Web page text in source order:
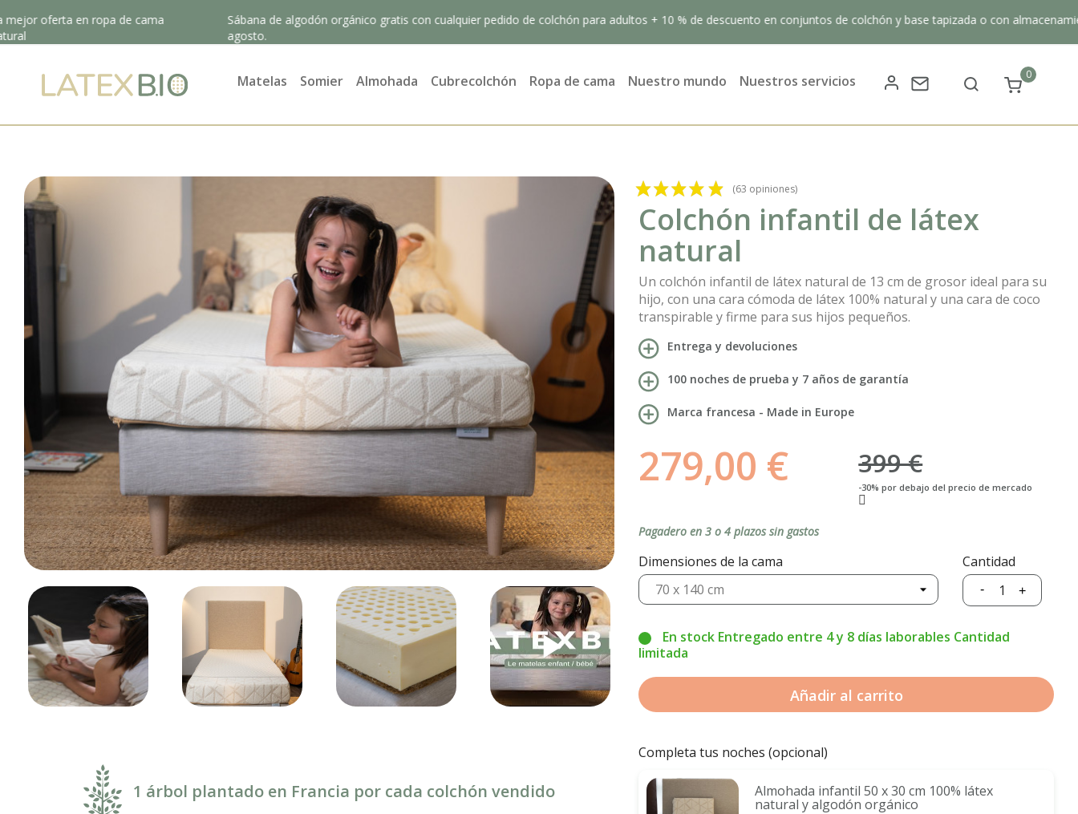
en ropa de cama
Sábana de algodón orgánico gratis con cualquier pedido de colchón para adultos + 10 % de descuento en conjuntos de colchón y base tapizada o con almacenamiento hasta
Matelas Somier Almohada Cubrecolchón Ropa de cama Nuestro mundo Nuestros servicios 0
play_arrow
1 árbol plantado en Francia por cada colchón vendido
(63 opiniones)
Colchón infantil de látex
natural
Un colchón infantil de látex natural de 13 cm de grosor ideal para su
hijo, con una cara cómoda de látex 100% natural y una cara de coco
transpirable y firme para sus hijos pequeños.
Entrega y devoluciones
100 noches de prueba y 7 años de garantía
Marca francesa - Made in Europe
279,00 € 399 €
-30% por debajo del precio de mercado
Pagadero en 3 o 4 plazos sin gastos
Dimensiones de la cama Cantidad
En stock Entregado entre 4 y 8 días laborables Cantidad
limitada
Añadir al carrito
Completa tus noches (opcional)
Almohada infantil 50 x 30 cm 100% látex
natural y algodón orgánico